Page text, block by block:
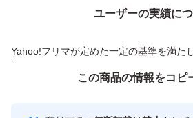
ユーザーの実績に
Yahoo!フリマが定めた一定の基準を満た
付与しています
価格の相談
この商品の情報をコピ
この商品をみている人にオススメ